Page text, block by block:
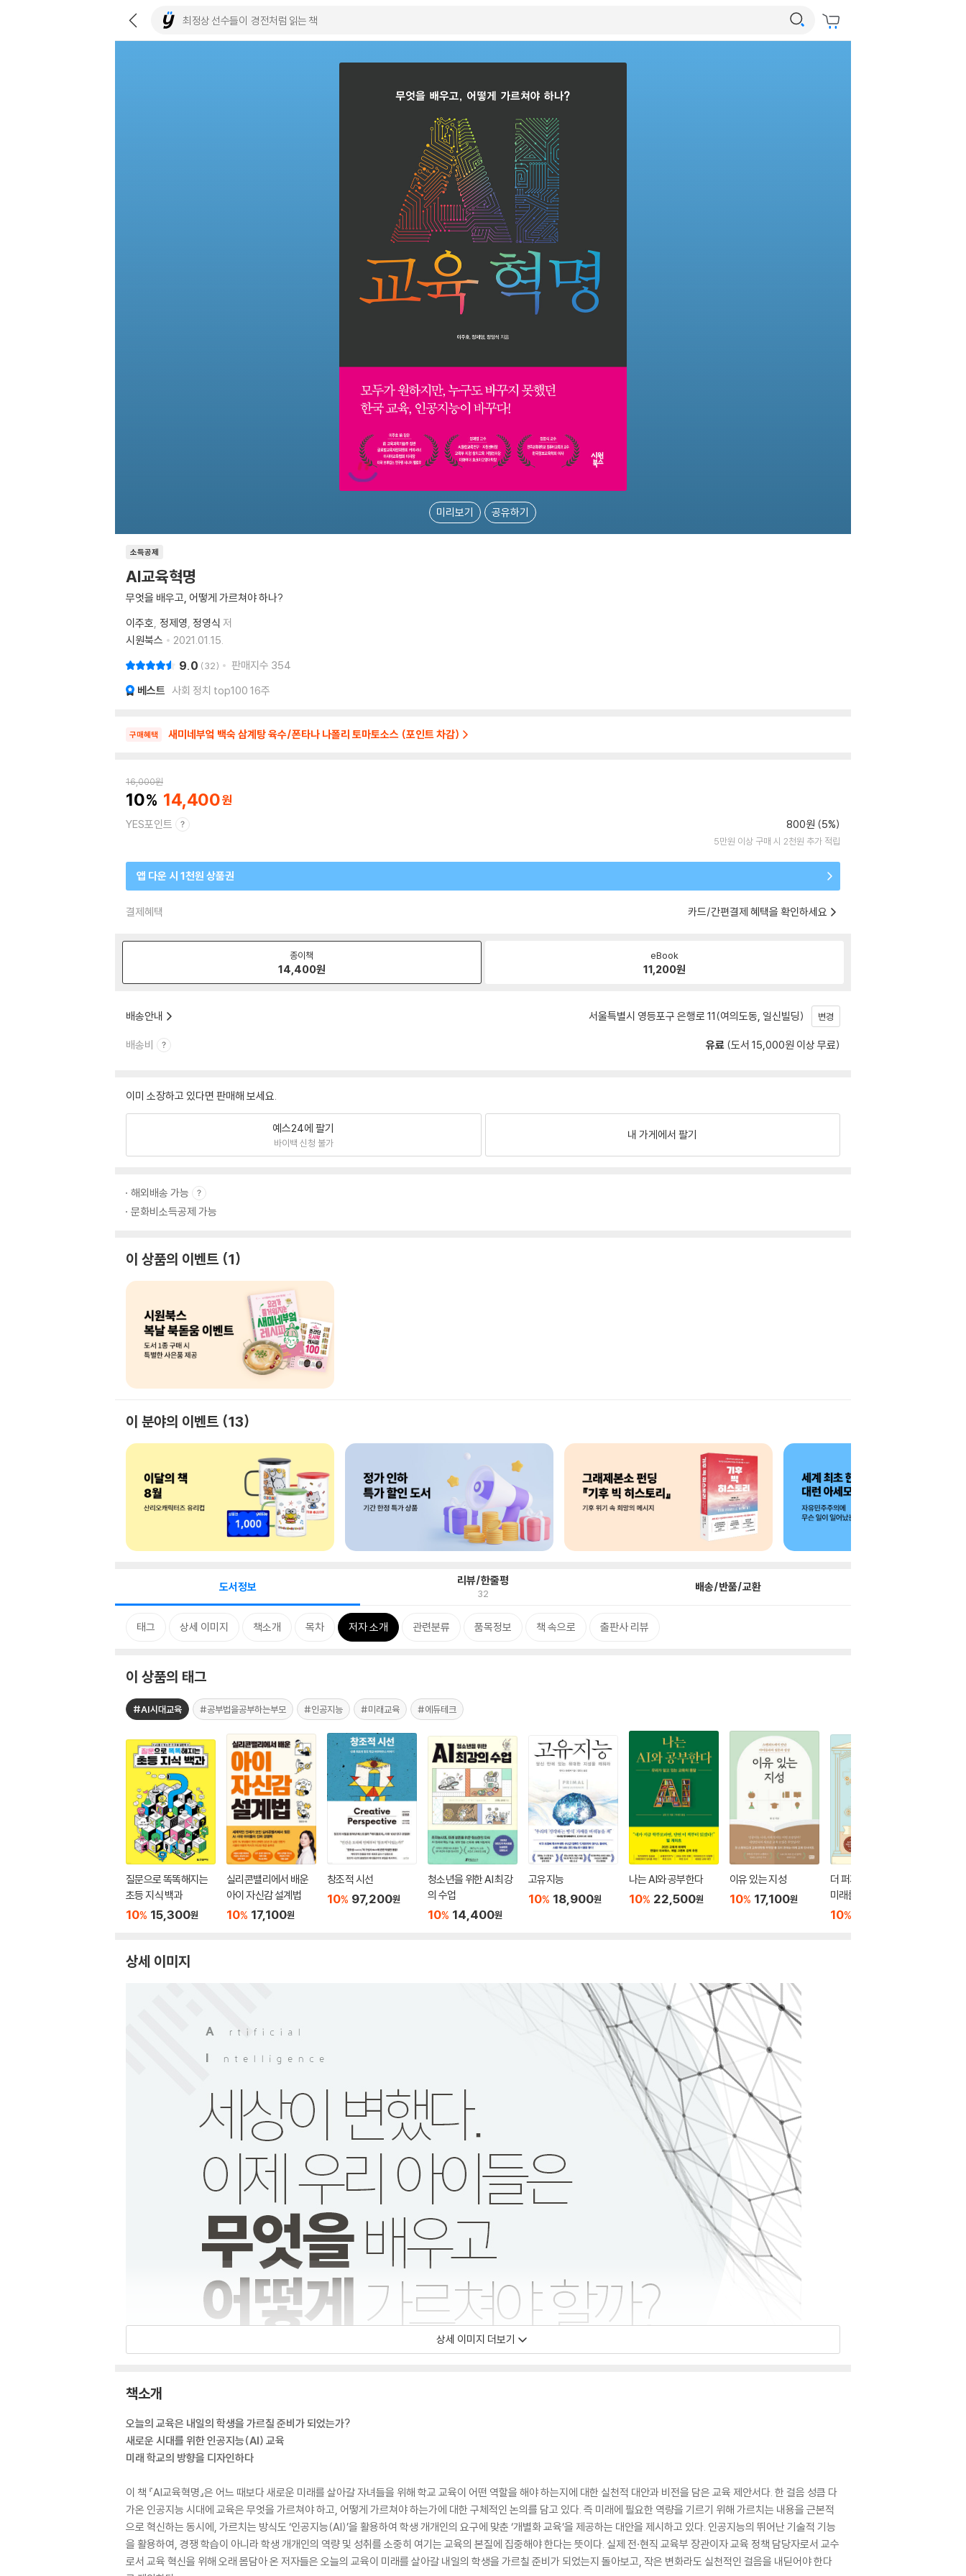
미리보기 공유하기
소득공제
AI교육혁명
무엇을 배우고, 어떻게 가르쳐야 하나?
이주호 정제영 정영식 저
시원북스
2021.01.15.
9.0 32 판매지수 354
베스트 사회 정치 top100 16주
구매혜택 새미네부엌 백숙 삼계탕 육수/폰타나 나폴리 토마토소스 (포인트 차감)
16,000원
10 14,400
YES포인트 800원 (5%)
5만원 이상 구매 시 2천원 추가 적립
앱 다운 시 1천원 상품권
결제혜택 카드/간편결제 혜택을 확인하세요
종이책
14,400원
eBook
11,200원
배송안내 서울특별시 영등포구 은행로 11(여의도동, 일신빌딩) 변경
배송비 유료 (도서 15,000원 이상 무료)
이미 소장하고 있다면 판매해 보세요.
예스24에 팔기
바이백 신청 불가
내 가게에서 팔기
해외배송 가능
문화비소득공제 가능
이 상품의 이벤트 1
이 분야의 이벤트 13
도서정보 리뷰/한줄평
32 배송/반품/교환
태그 상세 이미지 책소개 목차 저자 소개 관련분류 품목정보 책 속으로 출판사 리뷰
이 상품의 태그
#AI시대교육 #공부법을공부하는부모 #인공지능 #미래교육 #에듀테크
질문으로 똑똑해지는
초등 지식 백과
10% 15,300원
실리콘밸리에서 배운
아이 자신감 설계법
10% 17,100원
창조적 시선
10% 97,200원
청소년을 위한 AI 최강
의 수업
10% 14,400원
고유지능
10% 18,900원
나는 AI와 공부한다
10% 22,500원
이유 있는 지성
10% 17,100원
더 퍼지, AI 시대 누가
미래를 이끄는가
10%
상세 이미지
상세 이미지 더보기
책소개
오늘의 교육은 내일의 학생을 가르칠 준비가 되었는가?
새로운 시대를 위한 인공지능(AI) 교육
미래 학교의 방향을 디자인하다
이 책 『AI교육혁명』은 어느 때보다 새로운 미래를 살아갈 자녀들을 위해 학교 교육이 어떤 역할을 해야 하는지에 대한 실천적 대안과 비전을 담은 교육 제안서다. 한 걸음 성큼 다
가온 인공지능 시대에 교육은 무엇을 가르쳐야 하고, 어떻게 가르쳐야 하는가에 대한 구체적인 논의를 담고 있다. 즉 미래에 필요한 역량을 기르기 위해 가르치는 내용을 근본적
으로 혁신하는 동시에, 가르치는 방식도 ‘인공지능(AI)’을 활용하여 학생 개개인의 요구에 맞춘 ‘개별화 교육’을 제공하는 대안을 제시하고 있다. 인공지능의 뛰어난 기술적 기능
을 활용하여, 경쟁 학습이 아니라 학생 개개인의 역량 및 성취를 소중히 여기는 교육의 본질에 집중해야 한다는 뜻이다. 실제 전·현직 교육부 장관이자 교육 정책 담당자로서 교수
로서 교육 혁신을 위해 오래 몸담아 온 저자들은 오늘의 교육이 미래를 살아갈 내일의 학생을 가르칠 준비가 되었는지 돌아보고, 작은 변화라도 실천적인 걸음을 내딛어야 한다